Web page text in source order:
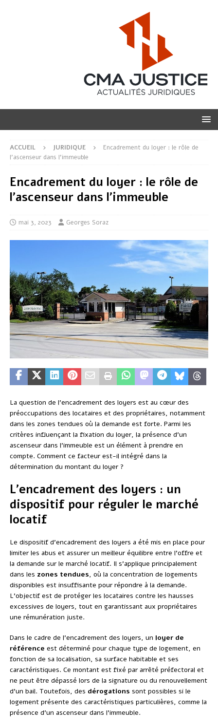
ACCUEIL JURIDIQUE
Encadrement du loyer : le rôle de
l’ascenseur dans l’immeuble
Encadrement du loyer : le rôle de
l’ascenseur dans l’immeuble
mai 3, 2023 Georges Soraz
La question de l’encadrement des loyers est au cœur des
préoccupations des locataires et des propriétaires, notamment
dans les zones tendues où la demande est forte. Parmi les
critères influençant la fixation du loyer, la présence d’un
ascenseur dans l’immeuble est un élément à prendre en
compte. Comment ce facteur est-il intégré dans la
détermination du montant du loyer ?
L’encadrement des loyers : un
dispositif pour réguler le marché
locatif
Le dispositif d’encadrement des loyers a été mis en place pour
limiter les abus et assurer un meilleur équilibre entre l’offre et
la demande sur le marché locatif. Il s’applique principalement
dans les zones tendues, où la concentration de logements
disponibles est insuffisante pour répondre à la demande.
L’objectif est de protéger les locataires contre les hausses
excessives de loyers, tout en garantissant aux propriétaires
une rémunération juste.
Dans le cadre de l’encadrement des loyers, un loyer de
référence est déterminé pour chaque type de logement, en
fonction de sa localisation, sa surface habitable et ses
caractéristiques. Ce montant est fixé par arrêté préfectoral et
ne peut être dépassé lors de la signature ou du renouvellement
d’un bail. Toutefois, des dérogations sont possibles si le
logement présente des caractéristiques particulières, comme la
présence d’un ascenseur dans l’immeuble.